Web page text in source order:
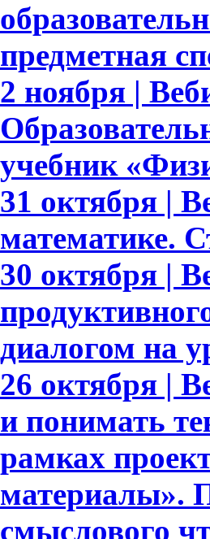
предметная
2 ноября |
учебник
31 октября |
математике.
30 октября |
диалогом на
26 октября |
и понимать
рамках
материалы».
смыслового